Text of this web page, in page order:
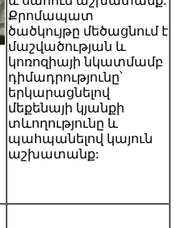
Քրոմապատ
ծածկույթը մեծացնում է
մաշվածության և
կոռոզիայի նկատմամբ
դիմադրությունը՝
երկարացնելով
մեքենայի կյանքի
տևողությունը և
պահպանելով կայուն
աշխատանք: